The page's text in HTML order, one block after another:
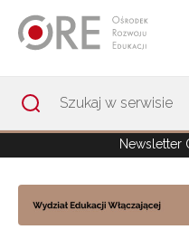
Newsletter